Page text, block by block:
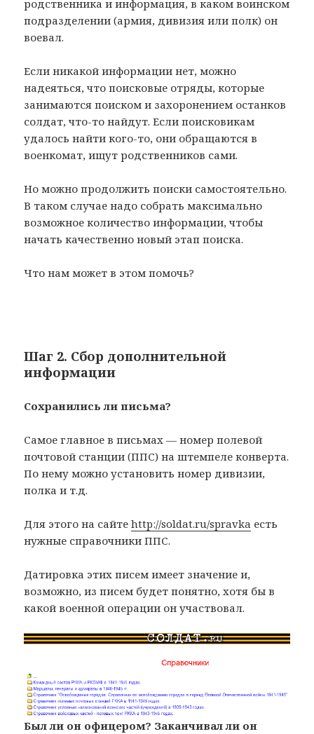
родственника и информация, в каком воинском
подразделении (армия, дивизия или полк) он
воевал.
Если никакой информации нет, можно
надеяться, что поисковые отряды, которые
занимаются поиском и захоронением останков
солдат, что-то найдут. Если поисковикам
удалось найти кого-то, они обращаются в
военкомат, ищут родственников сами.
Но можно продолжить поиски самостоятельно.
В таком случае надо собрать максимально
возможное количество информации, чтобы
начать качественно новый этап поиска.
Что нам может в этом помочь?
Шаг 2. Сбор дополнительной
информации
Сохранились ли письма?
Самое главное в письмах — номер полевой
почтовой станции (ППС) на штемпеле конверта.
По нему можно установить номер дивизии,
полка и т.д.
Для этого на сайтеhttp://soldat.ru/spravka есть
нужные справочники ППС.
Датировка этих писем имеет значение и,
возможно, из писем будет понятно, хотя бы в
какой военной операции он участвовал.
Был ли он офицером? Заканчивал ли он